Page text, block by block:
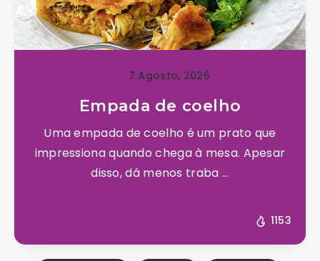
7 Agosto, 2026
Empada de coelho
Uma empada de coelho é um prato que
impressiona quando chega à mesa. Apesar
disso, dá menos traba ...
1153